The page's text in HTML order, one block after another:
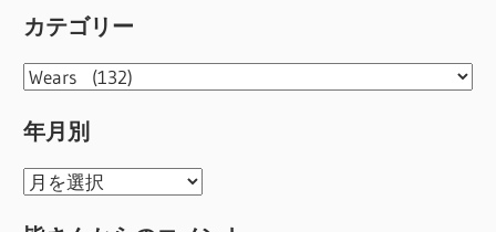
ジ
送
カテゴリー
カ
ゴ
リ
ー
年月別
年